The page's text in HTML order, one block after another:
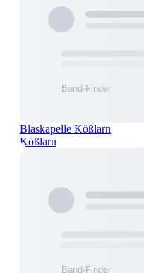
Blaskapelle Kößlarn
Kößlarn